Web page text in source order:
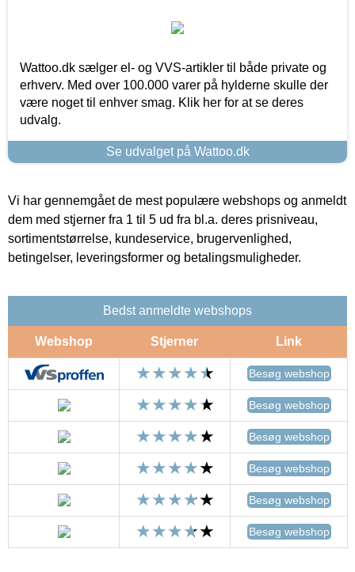
Wattoo.dk sælger el- og VVS-artikler til både private og
erhverv. Med over 100.000 varer på hylderne skulle der
være noget til enhver smag. Klik her for at se deres
udvalg.
Se udvalget på Wattoo.dk
Vi har gennemgået de mest populære webshops og anmeldt
dem med stjerner fra 1 til 5 ud fra bl.a. deres prisniveau,
sortimentstørrelse, kundeservice, brugervenlighed,
betingelser, leveringsformer og betalingsmuligheder.
Bedst anmeldte webshops
Webshop Stjerner Link
Besøg webshop
Besøg webshop
Besøg webshop
Besøg webshop
Besøg webshop
Besøg webshop